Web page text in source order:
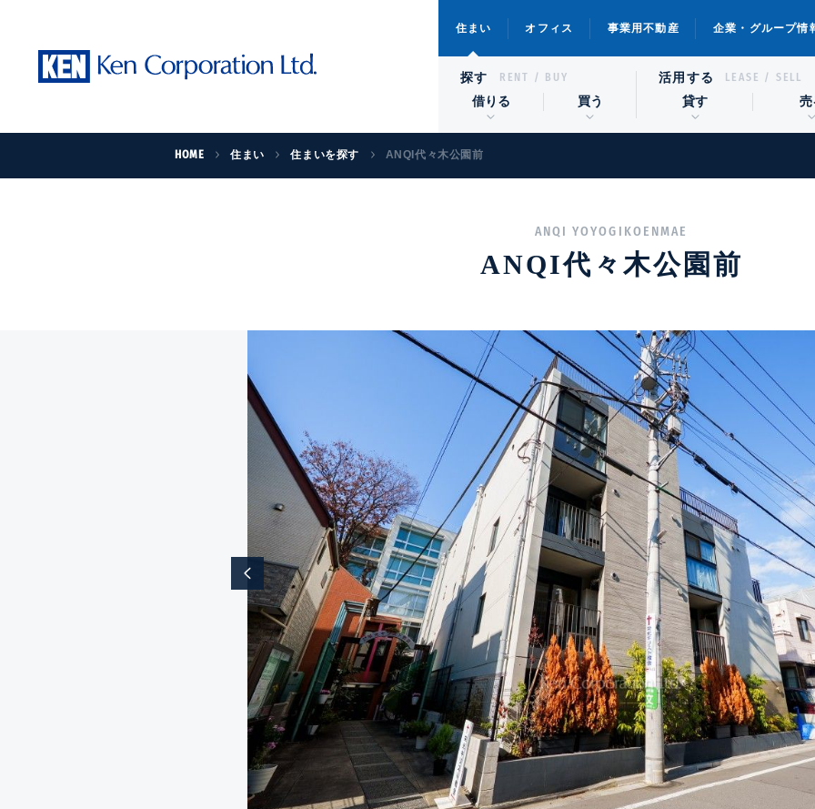
住まい オフィス 事業用不動産 企業・グループ情
探す RENT / BUY
借りる 買う
活用する LEASE / SELL
貸す 売
HOME 住まい 住まいを探す ANQI代々木公園前
ANQI YOYOGIKOENMAE
ANQI代々木公園前